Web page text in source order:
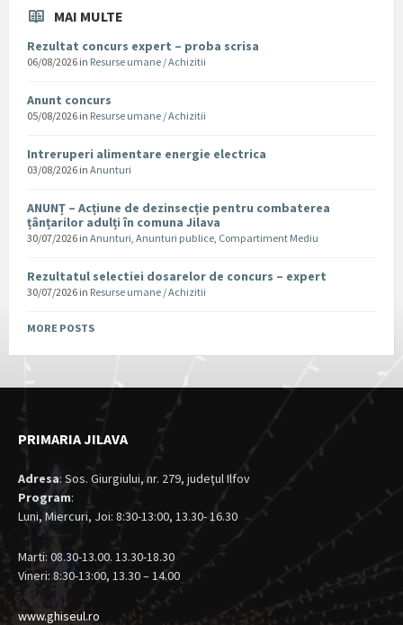
MAI MULTE
Rezultat concurs expert – proba scrisa
06/08/2026 in Resurse umane / Achizitii
Anunt concurs
05/08/2026 in Resurse umane / Achizitii
Intreruperi alimentare energie electrica
03/08/2026 in Anunturi
ANUNȚ – Acțiune de dezinsecție pentru combaterea
țânțarilor adulți în comuna Jilava
30/07/2026 in Anunturi, Anunturi publice, Compartiment Mediu
Rezultatul selectiei dosarelor de concurs – expert
30/07/2026 in Resurse umane / Achizitii
MORE POSTS
PRIMARIA JILAVA
Adresa: Sos. Giurgiului, nr. 279, judeţul Ilfov
Program:
Luni, Miercuri, Joi: 8:30-13:00, 13.30- 16.30
Marti: 08.30-13.00. 13.30-18.30
Vineri: 8:30-13:00, 13.30 – 14.00
www.ghiseul.ro